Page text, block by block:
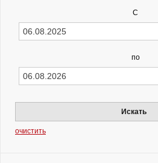
С
по
Искать
очистить